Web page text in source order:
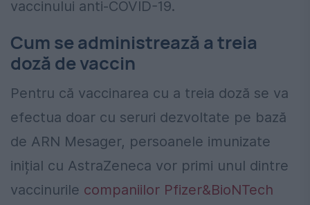
vaccinului anti-COVID-19.
Cum se administrează a treia
doză de vaccin
Pentru că vaccinarea cu a treia doză se va
efectua doar cu seruri dezvoltate pe bază
de ARN Mesager, persoanele imunizate
inițial cu AstraZeneca vor primi unul dintre
vaccinurile companiilor Pfizer&BioNTech